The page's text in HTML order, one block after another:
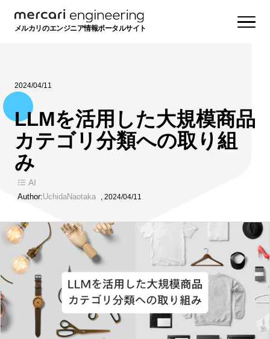
メルカリのエンジニア情報ポータルサイト
2024/04/11
LLMを活用した大規模商品
カテゴリ分類への取り組
み
AI
Author:UchidaNaotaka , 2024/04/11